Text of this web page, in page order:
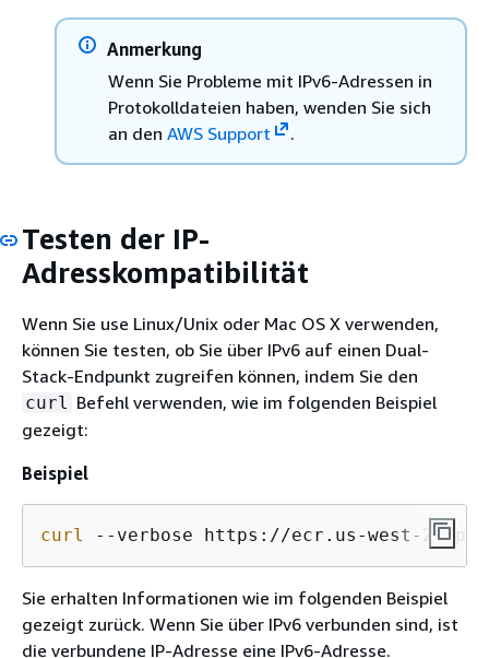
Anmerkung
Wenn Sie Probleme mit IPv6-Adressen in
Protokolldateien haben, wenden Sie sich
an den AWS Support .
Testen der IP-
Adresskompatibilität
Wenn Sie use Linux/Unix oder Mac OS X verwenden,
können Sie testen, ob Sie über IPv6 auf einen Dual-
Stack-Endpunkt zugreifen können, indem Sie den
curl Befehl verwenden, wie im folgenden Beispiel
gezeigt:
Beispiel
curl --verbose https://ecr.us-west- 2
Sie erhalten Informationen wie im folgenden Beispiel
gezeigt zurück. Wenn Sie über IPv6 verbunden sind, ist
die verbundene IP-Adresse eine IPv6-Adresse.